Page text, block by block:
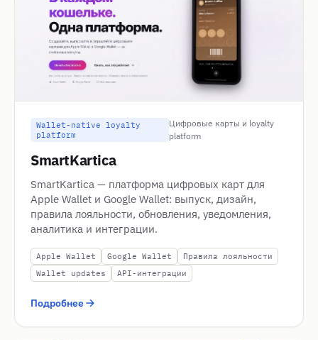
Wallet-native loyalty
platform
Цифровые карты и loyalty
platform
SmartKartica
SmartKartica — платформа цифровых карт для
Apple Wallet и Google Wallet: выпуск, дизайн,
правила лояльности, обновления, уведомления,
аналитика и интеграции.
Apple Wallet Google Wallet
Правила лояльности
Wallet updates
API-интеграции
Подробнее